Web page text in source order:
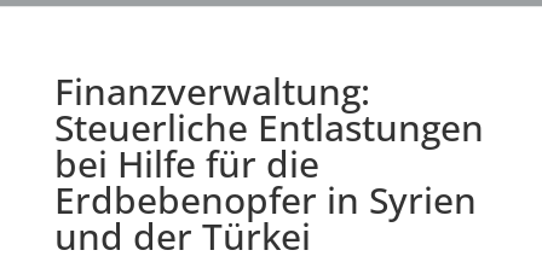
Finanzverwaltung:
Steuerliche Entlastungen
bei Hilfe für die
Erdbebenopfer in Syrien
und der Türkei